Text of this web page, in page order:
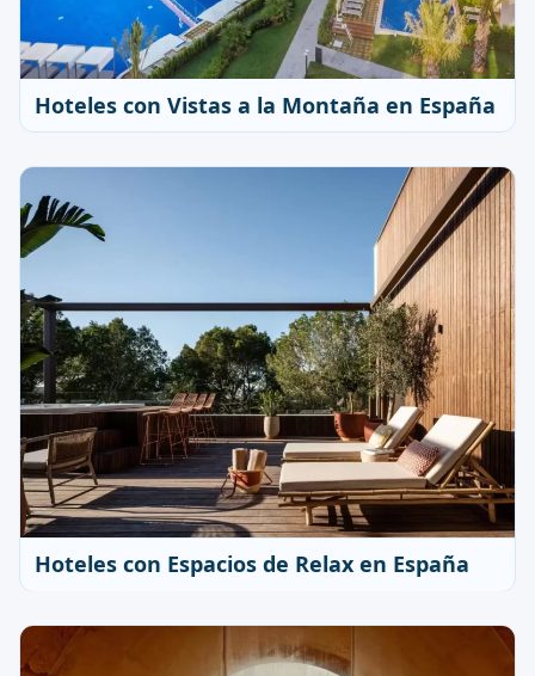
Hoteles con Vistas a la Montaña en España
Hoteles con Espacios de Relax en España